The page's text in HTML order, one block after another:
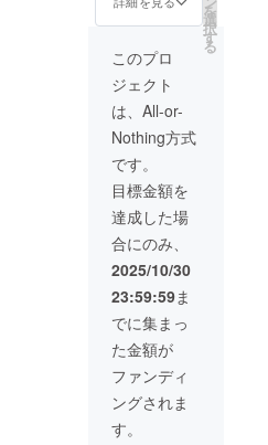
ファイ
ル便で
お送り
しま
す。 オ
リジナ
Scently
様のHP
より各
自ご注
文いた
だく形
となり
ます。
オリジ
ナルア
クリル
グッズ
は抱き
気持ち
を込め
て、お
礼の
メッ
セージ
とお手
紙、ボ
ナル香
水の注
文ID・
オリジ
ナルア
クリル
グッズ
をお送
りしま
す。 ま
た30分
の個別
通話を
を
選
択
す
る
このプロ
ジェクト
は、All-or-
Nothing方式
です。
目標金額を
達成した場
合にのみ、
2025/10/30
23:59:59ま
でに集まっ
た金額が
ファンディ
ングされま
す。